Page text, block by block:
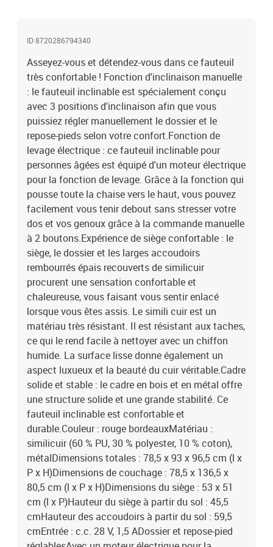
solide et stable : le cadre en bois et en métal offre une structure
confortable et durable.Couleur : rouge bordeauxMatériau :
similicuir (60 % PU, 30 % polyester, 10 % coton), métalDimensions
totales : 78,5 x 93 x 96,5 cm (l x P x H)Dimensions de couchage :
78,5 x 136,5 x 80,5 cm (l x P x H)Dimensions du siège : 53 x 51 cm
(l x P)Hauteur du siège à partir du sol : 45,5 cmHauteur des
accoudoirs à partir du sol : 59,5 cmEntrée : c.c. 28 V, 1,5 ADossier
et repose-pied réglablesAvec un moteur électrique pour la fonction
de levageL'assemblage est requisLa livraison contient :1 x fauteuil
inclinable 1 x adaptateur pour la fonction de levage1 x commande
manuelle pour la fonction de levage
ID 8720286794340
Asseyez-vous et détendez-vous dans ce fauteuil
très confortable ! Fonction d'inclinaison manuelle
: le fauteuil inclinable est spécialement conçu
avec 3 positions d'inclinaison afin que vous
puissiez régler manuellement le dossier et le
repose-pieds selon votre confort.Fonction de
levage électrique : ce fauteuil inclinable pour
personnes âgées est équipé d'un moteur électrique
pour la fonction de levage. Grâce à la fonction qui
pousse toute la chaise vers le haut, vous pouvez
facilement vous tenir debout sans stresser votre
dos et vos genoux grâce à la commande manuelle
à 2 boutons.Expérience de siège confortable : le
siège, le dossier et les larges accoudoirs
rembourrés épais recouverts de similicuir
procurent une sensation confortable et
chaleureuse, vous faisant vous sentir enlacé
lorsque vous êtes assis. Le simili cuir est un
matériau très résistant. Il est résistant aux taches,
ce qui le rend facile à nettoyer avec un chiffon
humide. La surface lisse donne également un
aspect luxueux et la beauté du cuir véritable.Cadre
solide et stable : le cadre en bois et en métal offre
une structure solide et une grande stabilité. Ce
fauteuil inclinable est confortable et
durable.Couleur : rouge bordeauxMatériau :
similicuir (60 % PU, 30 % polyester, 10 % coton),
métalDimensions totales : 78,5 x 93 x 96,5 cm (l x
P x H)Dimensions de couchage : 78,5 x 136,5 x
80,5 cm (l x P x H)Dimensions du siège : 53 x 51
cm (l x P)Hauteur du siège à partir du sol : 45,5
cmHauteur des accoudoirs à partir du sol : 59,5
cmEntrée : c.c. 28 V, 1,5 ADossier et repose-pied